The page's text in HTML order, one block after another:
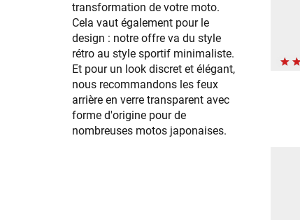
transformation de votre moto.
Cela vaut également pour le
design : notre offre va du style
rétro au style sportif minimaliste.
Et pour un look discret et élégant,
nous recommandons les feux
arrière en verre transparent avec
forme d'origine pour de
nombreuses motos japonaises.